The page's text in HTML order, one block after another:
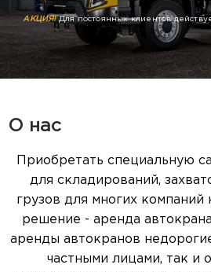
АКЦИЯ! Для постоянных клиентов
О нас
Приобретать специальную
для складирований,
грузов для многих
решение - аренда
аренды автокранов
частными лицами, так и